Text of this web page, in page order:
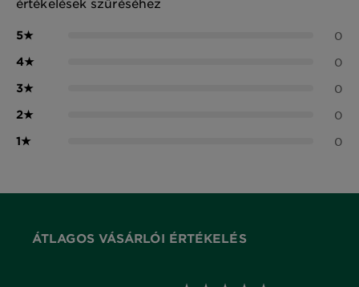
értékelések szűréséhez
5★ 0
4★ 0
3★ 0
2★ 0
1★ 0
ÁTLAGOS VÁSÁRLÓI ÉRTÉKELÉS